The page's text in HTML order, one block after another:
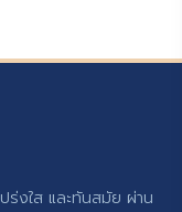
ร่งใส และทันสมัย ผ่าน